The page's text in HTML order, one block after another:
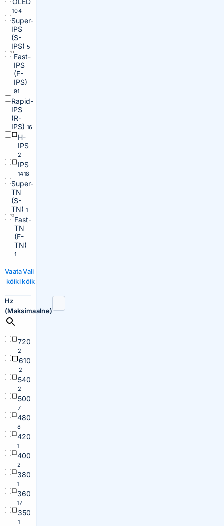
OLED
104
Super-
IPS
(S-
IPS) 5
Fast-
IPS
(F-
IPS)
91
Rapid-
IPS
(R-
IPS) 16
H-
IPS
2
IPS
1418
Super-
TN
(S-
TN) 1
Fast-
TN
(F-
TN)
1
Vaata
kõiki
Vali
kõik
Hz
(Maksimaalne)
720
2
610
2
540
2
500
7
480
8
420
1
400
2
380
1
360
17
350
1